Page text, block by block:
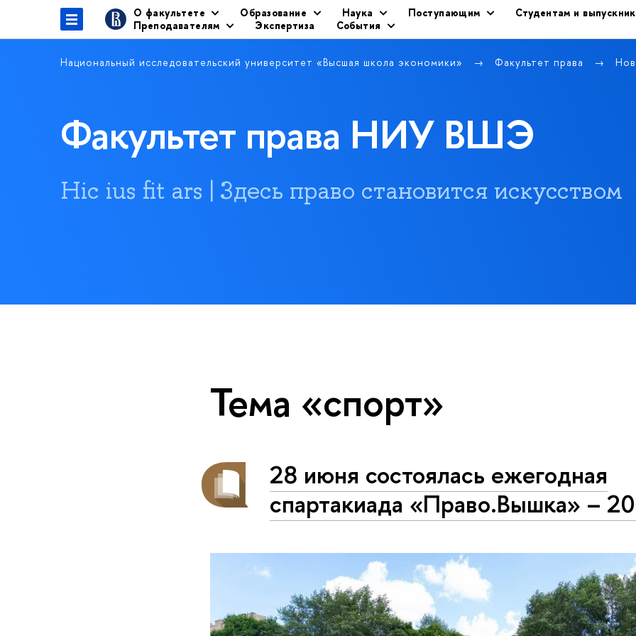
О факультете Образование Наука Поступающим
Студентам и
Преподавателям
Экспертиза События
Национальный исследовательский университет «Высшая школа экономики» Факультет права
Факультет права НИУ ВШЭ
Hic ius fit ars | Здесь право становится искусством
Тема «спорт»
28 июня состоялась ежегодная
спартакиада «Право.Вышка» –